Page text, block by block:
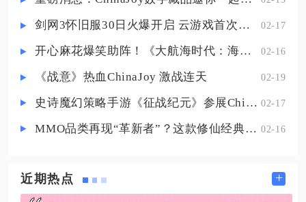
就会消耗一次额度，额度耗尽后该
战法无法再分配给新武将，只能拆
剑网3怀旧服30日火爆开启 云游戏首次亮相CJ打造舒适畅玩体验 02-17
开心麻花爆笑助阵！《大航海时代：海上霸主》亮相China Joy 02-16
《战意》热血ChinaJoy 激战连天 02-19
史诗魔幻策略手游《征战纪元》参展ChinaJoy，SLG与放置融合玩法来袭 02-17
MMO品类再现“革新者”？这款修仙经典IP产品在尝试破局 02-16
近期热点 +